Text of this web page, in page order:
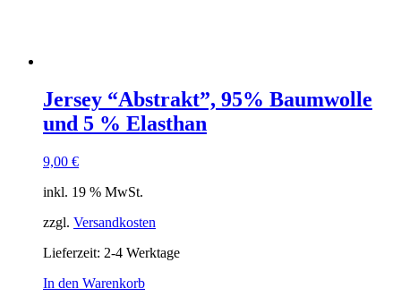
Jersey “Abstrakt”, 95% Baumwolle
und 5 % Elasthan
9,00 €
inkl. 19 % MwSt.
zzgl. Versandkosten
Lieferzeit: 2-4 Werktage
In den Warenkorb